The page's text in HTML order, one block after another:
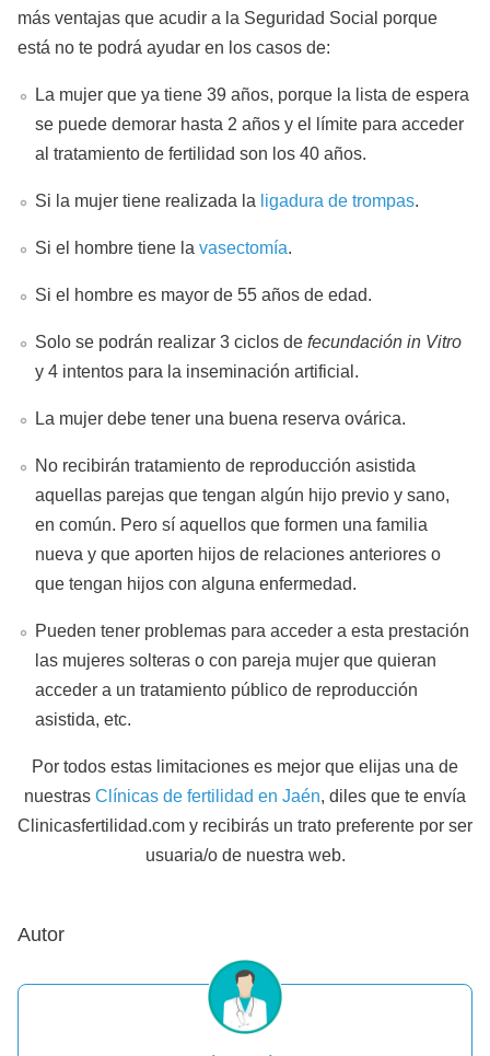
más ventajas que acudir a la Seguridad Social porque
está no te podrá ayudar en los casos de:
La mujer que ya tiene 39 años, porque la lista de espera
se puede demorar hasta 2 años y el límite para acceder
al tratamiento de fertilidad son los 40 años.
Si la mujer tiene realizada la ligadura de trompas.
Si el hombre tiene la vasectomía.
Si el hombre es mayor de 55 años de edad.
Solo se podrán realizar 3 ciclos de fecundación in Vitro
y 4 intentos para la inseminación artificial.
La mujer debe tener una buena reserva ovárica.
No recibirán tratamiento de reproducción asistida
aquellas parejas que tengan algún hijo previo y sano,
en común. Pero sí aquellos que formen una familia
nueva y que aporten hijos de relaciones anteriores o
que tengan hijos con alguna enfermedad.
Pueden tener problemas para acceder a esta prestación
las mujeres solteras o con pareja mujer que quieran
acceder a un tratamiento público de reproducción
asistida, etc.
Por todos estas limitaciones es mejor que elijas una de
nuestras Clínicas de fertilidad en Jaén, diles que te envía
Clinicasfertilidad.com y recibirás un trato preferente por ser
usuaria/o de nuestra web.
Autor